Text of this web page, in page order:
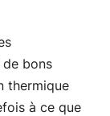
bons
thermique
à ce que